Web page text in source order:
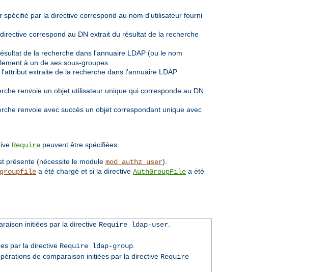
spécifié par la directive correspond au nom d'utilisateur fourni
correspond au DN extrait du résultat de la recherche
de la recherche dans l'annuaire LDAP (ou le nom
à un de ses sous-groupes.
extraite de la recherche dans l'annuaire LDAP
renvoie un objet utilisateur unique qui corresponde au DN
renvoie avec succès un objet correspondant unique avec
Require peuvent être spécifiées.
présente (nécessite le module mod_authz_user).
a été chargé et si la directive AuthGroupFile a été
initiées par la directive Require ldap-user.
par la directive Require ldap-group.
de comparaison initiées par la directive Require